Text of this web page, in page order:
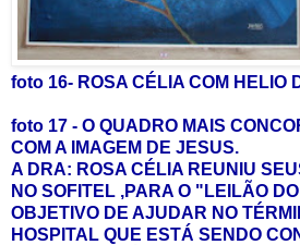
foto 16- ROSA CÉLIA COM HELIO
foto 17 - O QUADRO MAIS
COM A IMAGEM DE JESUS.
A DRA: ROSA CÉLIA REUNIU
NO SOFITEL ,PARA O "LEILÃO
OBJETIVO DE AJUDAR NO
HOSPITAL QUE ESTÁ SENDO